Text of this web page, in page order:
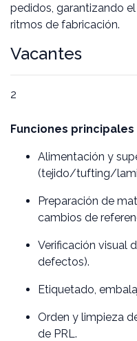
pedidos, garantizando
ritmos de fabricación.
Vacantes
2
Funciones principales
Alimentación y
(tejido/tufting/
Preparación de
cambios de
Verificación visual
defectos).
Etiquetado,
Orden y limpieza
de PRL.